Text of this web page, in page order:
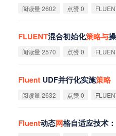
阅读量 2602 点赞 0
FLUENT混合初始化策略与
阅读量 2570 点赞 0
Fluent UDF并行化实施策略
阅读量 2632 点赞 0
Fluent动态网格自适应技术